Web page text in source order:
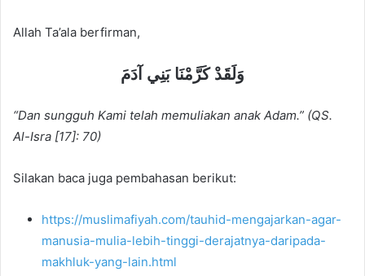
Allah Ta’ala berfirman,
ﻭَﻟَﻘَﺪْ ﻛَﺮَّﻣْﻨَﺎ ﺑَﻨِﻲ ﺁﺩَﻡَ
“Dan sungguh Kami telah memuliakan anak Adam.” (QS.
Al-Isra [17]: 70)
Silakan baca juga pembahasan berikut:
https://muslimafiyah.com/tauhid-mengajarkan-agar-
manusia-mulia-lebih-tinggi-derajatnya-daripada-
makhluk-yang-lain.html